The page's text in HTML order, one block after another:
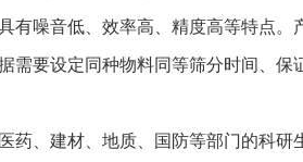
身的大小依次透过不
出所鉴别物料的颗
编织网和冲孔板,网孔
有噪音低、效率高、精度高等特点
需要设定同种物料同等筛分时间、保
、建材、地质、国防等部门的科研